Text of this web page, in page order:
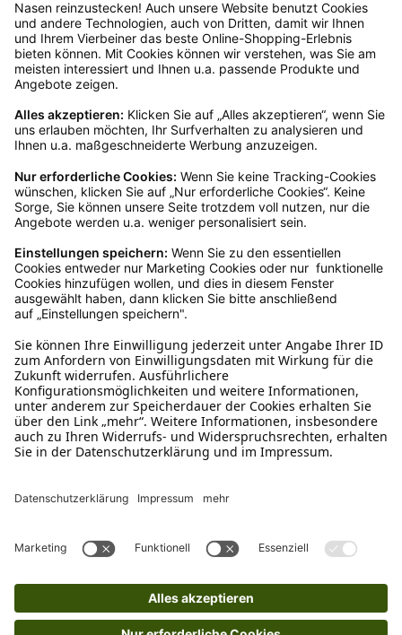
Kundenservice
Mo – Fr 9 – 17 Uhr, Sa 9 – 13 Uhr
Ruf uns an
04942-60 64 080
Schreibe uns
verkauf@schecker.de
WhatsApp Support
+49 1520 8997191
Tritt unserem Newsletter bei
Barrierefreiheitserklärung Impressum AGB